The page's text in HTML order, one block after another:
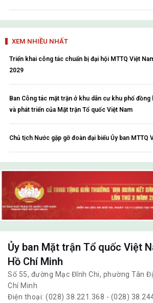
XEM NHIỀU NHẤT
Triển khai công tác chuẩn bị đại hội MTTQ Việt
2029
Ban Công tác mặt trận ở khu dân cư khu phố
và phát triển của Mặt trận Tổ quốc Việt Nam
Chủ tịch Nước gặp gỡ đoàn đại biểu Ủy ban MTTQ
Ủy ban Mặt trận Tổ quốc Việt
Hồ Chí Minh
Số 55, đường Mạc Đĩnh Chi, phường Tân
Chí Minh
Điện thoại: (028) 38.221.368 - (028)